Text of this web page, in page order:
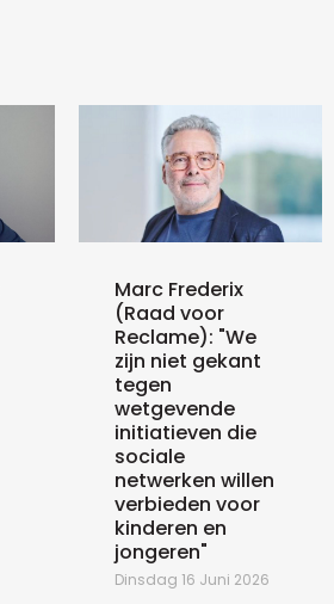
Marc Frederix
(Raad voor
Reclame): "We
zijn niet gekant
tegen
wetgevende
initiatieven die
sociale
netwerken willen
verbieden voor
kinderen en
jongeren"
Dinsdag 16 Juni 2026